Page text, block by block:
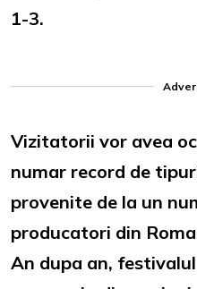
1-3.
Vizitatorii vor avea
numar record de
provenite de la un
producatori din
An dupa an,